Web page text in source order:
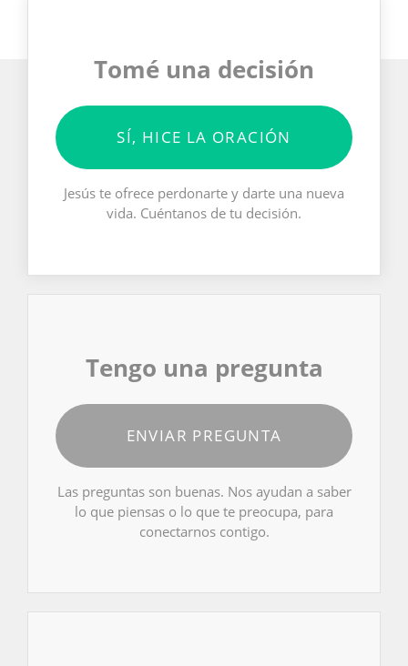
Tomé una decisión
SÍ, HICE LA ORACIÓN
Jesús te ofrece perdonarte y darte una nueva
vida. Cuéntanos de tu decisión.
Tengo una pregunta
ENVIAR PREGUNTA
Las preguntas son buenas. Nos ayudan a saber
lo que piensas o lo que te preocupa, para
conectarnos contigo.